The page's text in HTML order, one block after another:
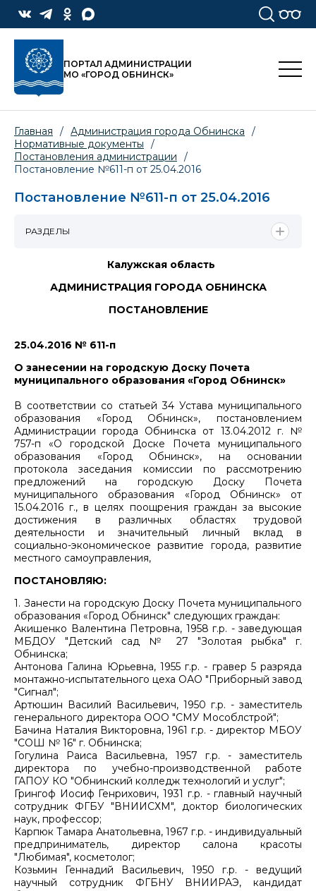
ПОРТАЛ АДМИНИСТРАЦИИ
МО «ГОРОД ОБНИНСК»
Главная / Администрация города Обнинска
/
Нормативные документы
/
Постановления администрации
/
Постановление №611-п от 25.04.2016
Постановление №611-п от 25.04.2016
Калужская область
АДМИНИСТРАЦИЯ ГОРОДА ОБНИНСКА
ПОСТАНОВЛЕНИЕ
25.04.2016 № 611-п
О занесении на городскую Доску Почета
муниципального образования «Город Обнинск»
В соответствии со статьей 34 Устава муниципального
образования «Город Обнинск», постановлением
Администрации города Обнинска от 13.04.2012 г. №
757-п «О городской Доске Почета муниципального
образования «Город Обнинск», на основании
протокола заседания комиссии по рассмотрению
предложений на городскую Доску Почета
муниципального образования «Город Обнинск» от
15.04.2016 г., в целях поощрения граждан за высокие
достижения в различных областях трудовой
деятельности и значительный личный вклад в
социально-экономическое развитие города, развитие
местного самоуправления,
ПОСТАНОВЛЯЮ:
1. Занести на городскую Доску Почета муниципального
образования «Город Обнинск" следующих граждан:
Акишенко Валентина Петровна, 1958 г.р. - заведующая
МБДОУ "Детский сад № 27 "Золотая рыбка" г.
Обнинска;
Антонова Галина Юрьевна, 1955 г.р. - гравер 5 разряда
монтажно-испытательного цеха ОАО "Приборный завод
"Сигнал";
Артюшин Василий Васильевич, 1950 г.р. - заместитель
генерального директора ООО "СМУ Мособлстрой";
Бачина Наталия Викторовна, 1961 г.р. - директор МБОУ
"СОШ № 16" г. Обнинска;
Гогулина Раиса Васильевна, 1957 г.р. - заместитель
директора по учебно-производственной работе
ГАПОУ КО "Обнинский колледж технологий и услуг";
Грингоф Иосиф Генрихович, 1931 г.р. - главный научный
сотрудник ФГБУ "ВНИИСХМ", доктор биологических
наук, профессор;
Карпюк Тамара Анатольевна, 1967 г.р. - индивидуальный
предприниматель, директор салона красоты
"Любимая", косметолог;
Козьмин Геннадий Васильевич, 1950 г.р. - ведущий
научный сотрудник ФГБНУ ВНИИРАЭ, кандидат
РАЗДЕЛЫ